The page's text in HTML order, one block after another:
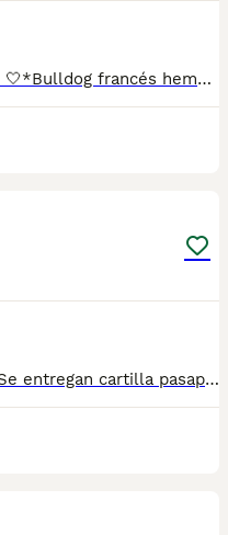
📲Laura 677983742 - 613283995 🤍*Bulldog francés hembra lilac*🤍 ¿Buscas un nuevo compañero para tu hogar? ❤️ Tenemos preciosos cachorros listos para encontrar una familia responsable. ✅ Vacunados ✅ Desparasitados ✅ Cartilla sanitaria ✅ Garantías incluidas ✅ Máxima atención y cuidado Se hacen envíos a toda España: Andalucía: Almería, Cádiz, Córdoba, Granada, Huelva, Jaén, Málaga, Sevilla.Aragón: Huesca, Teruel, Zaragoza.Asturias: Oviedo.Baleares: Palma.Canarias: Las Palmas de Gran Canaria, Santa Cruz de Tenerife.Cantabria: Santander.Castilla-La Mancha: Albacete, Ciudad Real, Cuenca, Guadalajara, Toledo.Castilla y León: Ávila, Burgos, León, Palencia, Salamanca, Segovia, Soria, Valladolid, Zamora.Cataluña: Barcelona, Gerona (Girona), Lérida (Lleida), Tarragona.Comunidad Valenciana: Alicante, Castellón de la Plana, Valencia.Extremadura: Badajoz, Cáceres.Galicia: La Coruña (A Coruña), Lugo, Orense (Ourense), Pontevedra.La Rioja: Logroño.Madrid: Madrid.Murcia: Murcia.Navarra: Pamplona.País Vasco: Bilbao (Vizcaya), San Sebastián (Guipúzcoa), Vitoria (Álava). 🐾 Cachorros sanos, sociables y criados con mucho cariño. 📲 ¡Pregunta sin compromiso por disponibilidad, fotos y precios por mensaje privado!
Cachorritos de bulldog francés Se entregan cartilla pasaporte Desparasitaciones al día Vacunas a su correspondiente edad Criados en ambiente familiar Para más información al WhatsApp del 616121781